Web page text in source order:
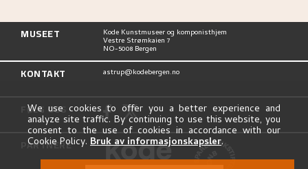
MUSEET Kode Kunstmuseer og komponisthjem
Vestre Strømkaien 7
NO-5008 Bergen
KONTAKT astrup@kodebergen.no
FØLG OSS
PARTNERE
We use cookies to offer you a better experience and
analyze site traffic. By continuing to use this website, you
consent to the use of cookies in accordance with our
Cookie Policy. Bruk av informasjonskapsler.